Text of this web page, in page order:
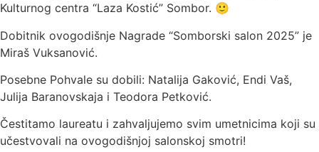
Kulturnog centra “Laza Kostić” Sombor. 🙂
Dobitnik ovogodišnje Nagrade “Somborski salon 2025” je
Miraš Vuksanović.
Posebne Pohvale su dobili: Natalija Gaković, Endi Vaš,
Julija Baranovskaja i Teodora Petković.
Čestitamo laureatu i zahvaljujemo svim umetnicima koji su
učestvovali na ovogodišnjoj salonskoj smotri!